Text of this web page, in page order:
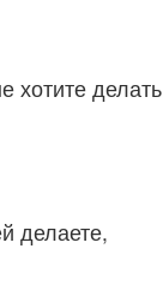
хотите делать
делаете,